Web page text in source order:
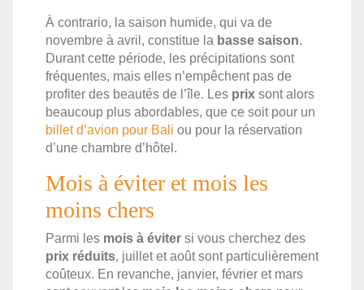
À contrario, la saison humide, qui va de
novembre à avril, constitue la basse saison.
Durant cette période, les précipitations sont
fréquentes, mais elles n’empêchent pas de
profiter des beautés de l’île. Les prix sont alors
beaucoup plus abordables, que ce soit pour un
billet d’avion pour Bali ou pour la réservation
d’une chambre d’hôtel.
Mois à éviter et mois les
moins chers
Parmi les mois à éviter si vous cherchez des
prix réduits, juillet et août sont particulièrement
coûteux. En revanche, janvier, février et mars